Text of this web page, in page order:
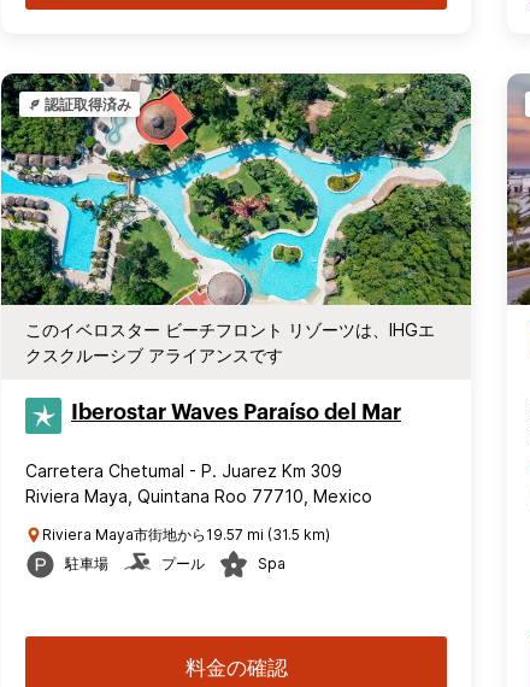
認証取得済み
このイベロスター ビーチフロント リゾーツは、IHGエ
クスクルーシブ アライアンスです
Iberostar Waves Paraíso del Mar
Carretera Chetumal - P. Juarez Km 309
Riviera Maya, Quintana Roo 77710, Mexico
Riviera Maya市街地から19.57 mi (31.5 km)
駐車場
プール Spa
料金の確認